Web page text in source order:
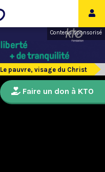
Contenu sponsorisé
Le pauvre, visage du Christ
Faire un don à KTO